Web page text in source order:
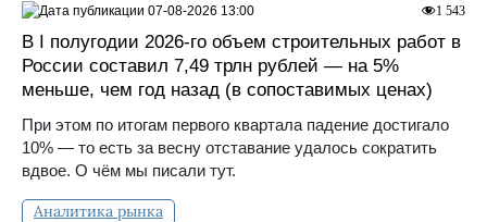
В I полугодии 2026-го объем строительных работ в
России составил 7,49 трлн рублей — на 5%
меньше, чем год назад (в сопоставимых ценах)
При этом по итогам первого квартала падение достигало
10% — то есть за весну отставание удалось сократить
вдвое. О чём мы писали тут.
Аналитика рынка
1 543
07-08-2026 13:00